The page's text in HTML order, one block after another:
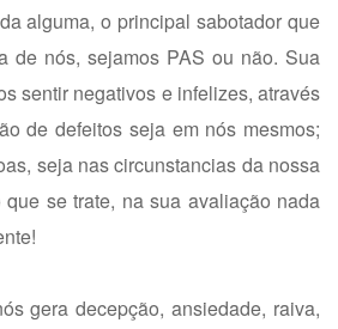
alguma, o principal sabotador que
de nós, sejamos PAS ou não. Sua
sentir negativos e infelizes, através
de defeitos seja em nós mesmos;
seja nas circunstancias da nossa
se trate, na sua avaliação nada
gera decepção, ansiedade, raiva,